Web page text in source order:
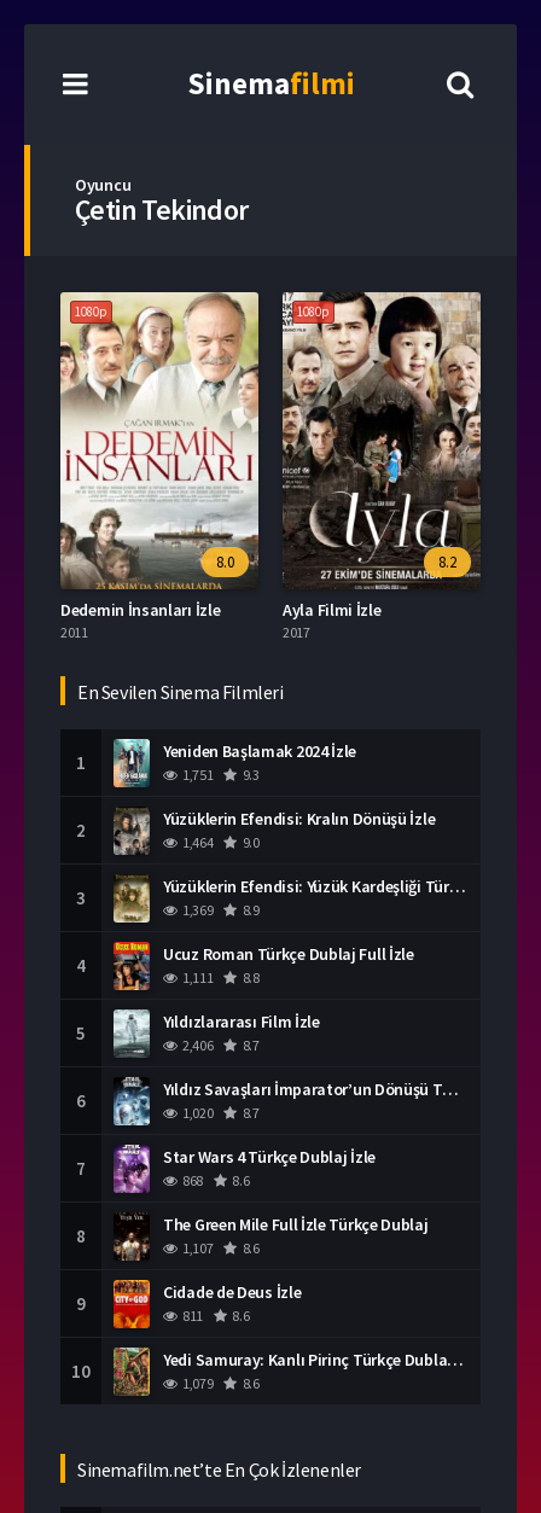
Sinemafilmi
Oyuncu
Çetin Tekindor
1080p
8.0
Dedemin İnsanları İzle
2011
1080p
8.2
Ayla Filmi İzle
2017
En Sevilen Sinema Filmleri
1 Yeniden Başlamak 2024 İzle
1,751 9.3
2 Yüzüklerin Efendisi: Kralın Dönüşü İzle
1,464 9.0
3 Yüzüklerin Efendisi: Yüzük Kardeşliği Türkçe Dublaj İzle
1,369 8.9
4 Ucuz Roman Türkçe Dublaj Full İzle
1,111 8.8
5 Yıldızlararası Film İzle
2,406 8.7
6 Yıldız Savaşları İmparator’un Dönüşü Türkçe Dublaj İzle
1,020 8.7
7 Star Wars 4 Türkçe Dublaj İzle
868 8.6
8 The Green Mile Full İzle Türkçe Dublaj
1,107 8.6
9 Cidade de Deus İzle
811 8.6
10 Yedi Samuray: Kanlı Pirinç Türkçe Dublaj İzle
1,079 8.6
Sinemafilm.net’te En Çok İzlenenler